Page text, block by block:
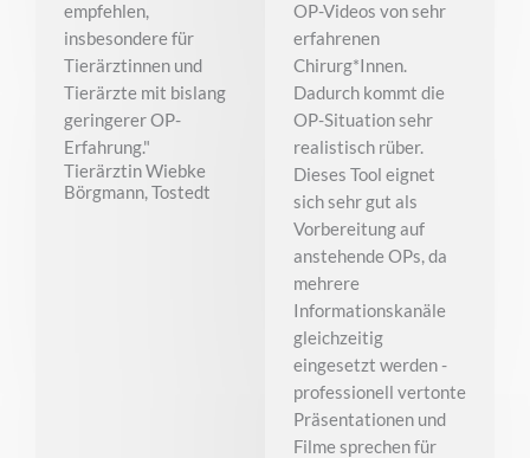
empfehlen,
insbesondere für
Tierärztinnen und
Tierärzte mit bislang
geringerer OP-
Erfahrung."
Tierärztin Wiebke
Börgmann, Tostedt
OP-Videos von sehr
erfahrenen
Chirurg*Innen.
Dadurch kommt die
OP-Situation sehr
realistisch rüber.
Dieses Tool eignet
sich sehr gut als
Vorbereitung auf
anstehende OPs, da
mehrere
Informationskanäle
gleichzeitig
eingesetzt werden -
professionell vertonte
Präsentationen und
Filme sprechen für